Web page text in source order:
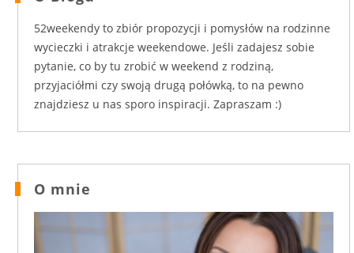
52weekendy to zbiór propozycji i pomysłów na rodzinne
wycieczki i atrakcje weekendowe. Jeśli zadajesz sobie
pytanie, co by tu zrobić w weekend z rodziną,
przyjaciółmi czy swoją drugą połówką, to na pewno
znajdziesz u nas sporo inspiracji. Zapraszam :)
O mnie